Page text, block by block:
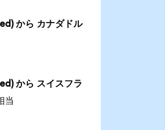
から カナダドル
から スイスフラ
当